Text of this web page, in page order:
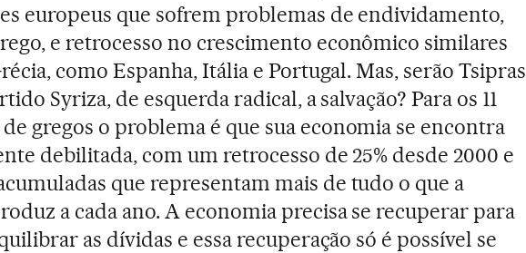
europeus que sofrem problemas de endividamento,
e retrocesso no crescimento econômico similares
como Espanha, Itália e Portugal. Mas, serão Tsipras
Syriza, de esquerda radical, a salvação? Para os 11
gregos o problema é que sua economia se encontra
debilitada, com um retrocesso de 25% desde 2000 e
que representam mais de tudo o que a
a cada ano. A economia precisa se recuperar para
as dívidas e essa recuperação só é possível se